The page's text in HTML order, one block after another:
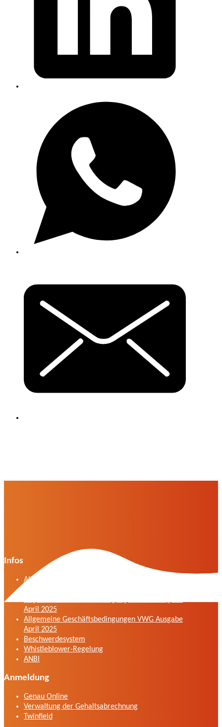
Infos
Allgemeine Geschäftsbedingungen der VWG in
April 2025
Allgemeine Geschäftsbedingungen VWG Ausgabe
April 2025
Beschwerdesystem
Whistleblower-Regelung
ANBI
Anmeldung
Genau Online
Verwaltung der Gehaltsabrechnung
Twinfield